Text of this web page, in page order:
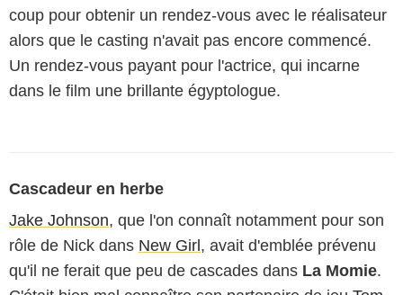
coup pour obtenir un rendez-vous avec le réalisateur
alors que le casting n'avait pas encore commencé.
Un rendez-vous payant pour l'actrice, qui incarne
dans le film une brillante égyptologue.
Cascadeur en herbe
Jake Johnson, que l'on connaît notamment pour son
rôle de Nick dans New Girl , avait d'emblée prévenu
qu'il ne ferait que peu de cascades dans La Momie.